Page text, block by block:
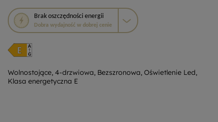
Brak oszczędności energii
Dobra wydajność w dobrej cenie
To
działanie
otworzy
narzędzie
do
energii
Youreko.
Wolnostojące, 4-drzwiowa, Bezszronowa, Oświetlenie Led,
Klasa energetyczna E